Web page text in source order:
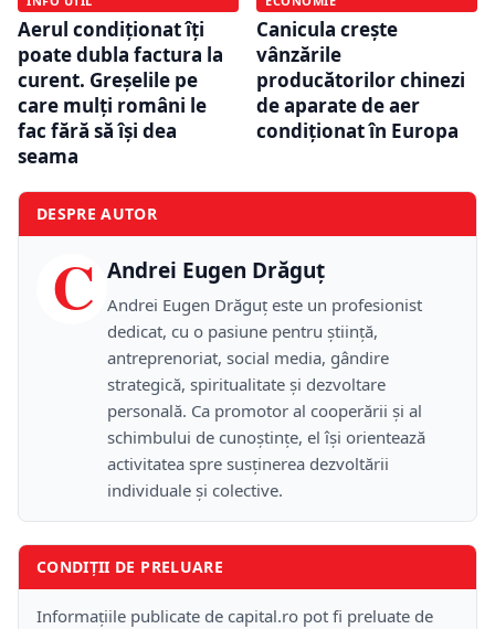
Aerul condiționat îți
poate dubla factura la
curent. Greșelile pe
care mulți români le
fac fără să își dea
seama
Canicula crește
vânzările
producătorilor chinezi
de aparate de aer
condiționat în Europa
DESPRE AUTOR
C Andrei Eugen Drăguț
Andrei Eugen Drăguț este un profesionist
dedicat, cu o pasiune pentru știință,
antreprenoriat, social media, gândire
strategică, spiritualitate și dezvoltare
personală. Ca promotor al cooperării și al
schimbului de cunoștințe, el își orientează
activitatea spre susținerea dezvoltării
individuale și colective.
CONDIȚII DE PRELUARE
Informațiile publicate de capital.ro pot fi preluate de